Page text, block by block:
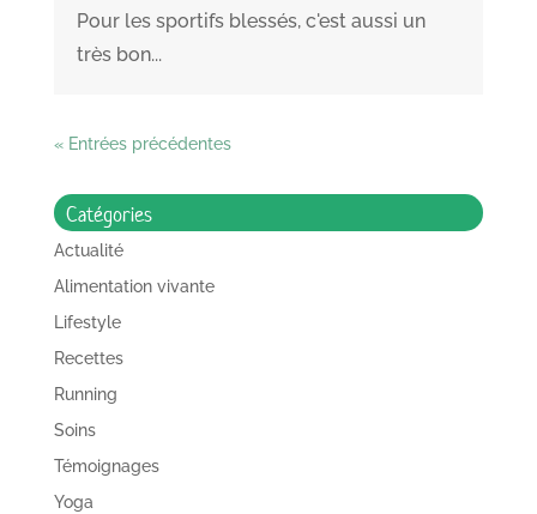
Pour les sportifs blessés, c'est aussi un
très bon...
« Entrées précédentes
Catégories
Actualité
Alimentation vivante
Lifestyle
Recettes
Running
Soins
Témoignages
Yoga